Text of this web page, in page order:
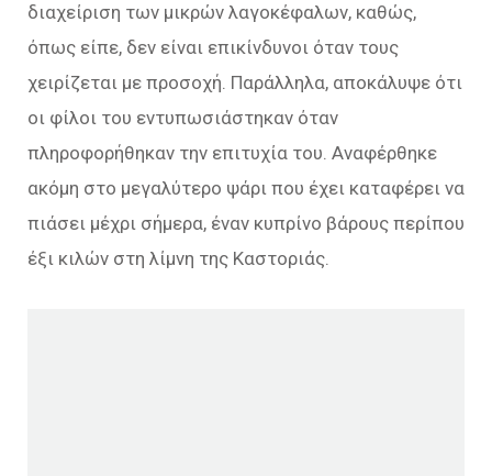
διαχείριση των μικρών λαγοκέφαλων, καθώς,
όπως είπε, δεν είναι επικίνδυνοι όταν τους
χειρίζεται με προσοχή. Παράλληλα, αποκάλυψε ότι
οι φίλοι του εντυπωσιάστηκαν όταν
πληροφορήθηκαν την επιτυχία του. Αναφέρθηκε
ακόμη στο μεγαλύτερο ψάρι που έχει καταφέρει να
πιάσει μέχρι σήμερα, έναν κυπρίνο βάρους περίπου
έξι κιλών στη λίμνη της Καστοριάς.